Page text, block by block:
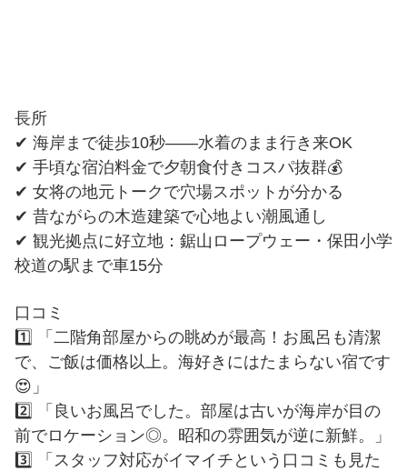
長所
✔ 海岸まで徒歩10秒——水着のまま行き来OK
✔ 手頃な宿泊料金で夕朝食付きコスパ抜群💰
✔ 女将の地元トークで穴場スポットが分かる
✔ 昔ながらの木造建築で心地よい潮風通し
✔ 観光拠点に好立地：鋸山ロープウェー・保田小学
校道の駅まで車15分
口コミ
1️⃣ 「二階角部屋からの眺めが最高！お風呂も清潔
で、ご飯は価格以上。海好きにはたまらない宿です
😍」
2️⃣ 「良いお風呂でした。部屋は古いが海岸が目の
前でロケーション◎。昭和の雰囲気が逆に新鮮。」
3️⃣ 「スタッフ対応がイマイチという口コミも見た